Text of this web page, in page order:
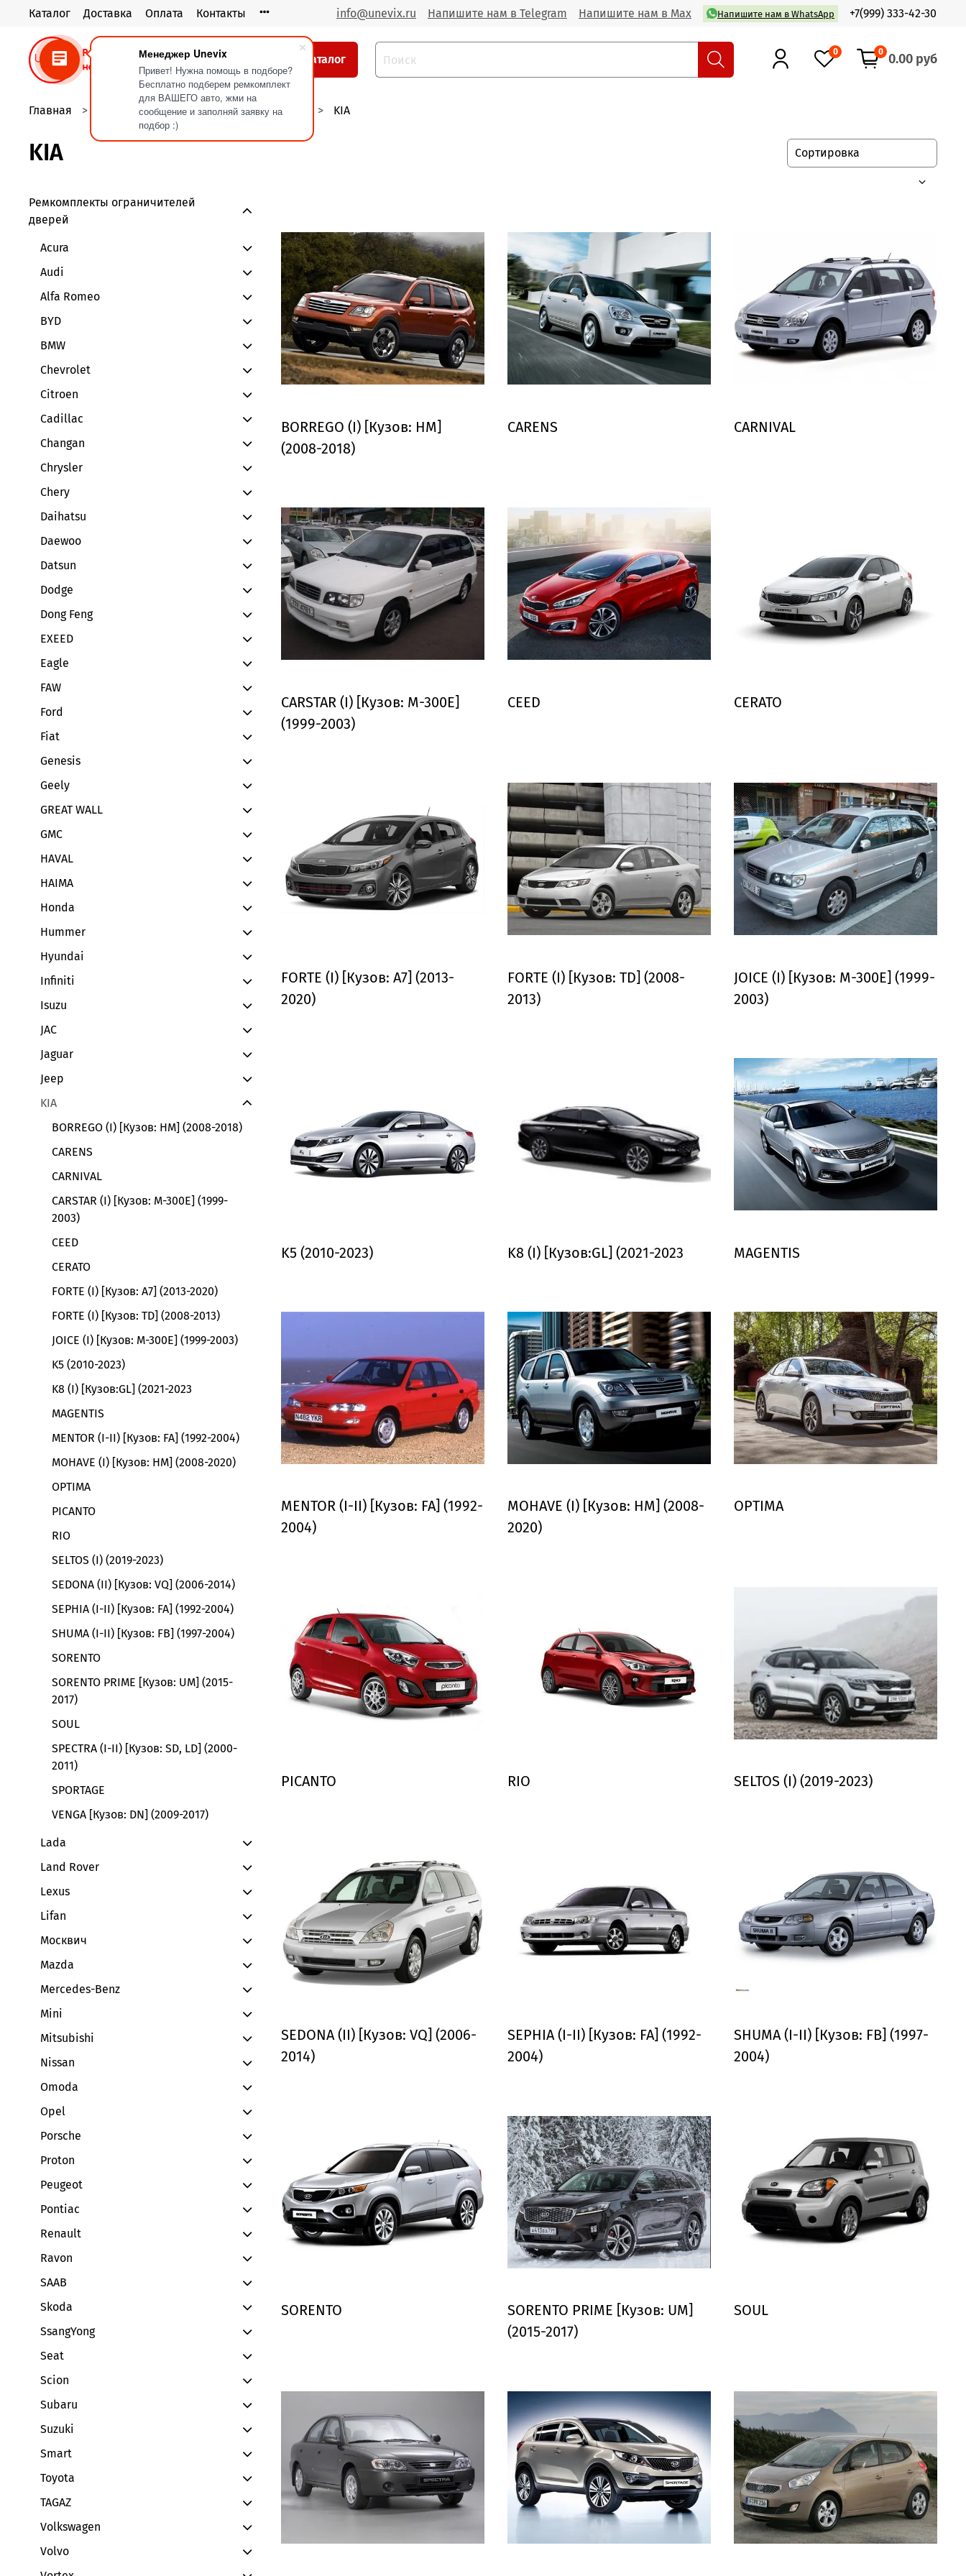
Менеджер Unevix
Привет! Нужна помощь в подборе?
Бесплатно подберем ремкомплект
для ВАШЕГО авто, жми на
сообщение и заполняй заявку на
подбор :)
Каталог Доставка Оплата Контакты info@unevix.ru Напишите нам в Telegram Напишите нам в Max Напишите нам в WhatsApp +7(999) 333-42-30
Каталог
0 0 0.00 руб
Главная Ремкомплекты ограничителей дверей KIA
KIA
BORREGO (I) [Кузов: HM]
(2008-2018)
CARENS CARNIVAL
CARSTAR (I) [Кузов: M-300E]
(1999-2003)
CEED CERATO
FORTE (I) [Кузов: A7] (2013-
2020)
FORTE (I) [Кузов: TD] (2008-
2013)
JOICE (I) [Кузов: M-300E] (1999-
2003)
K5 (2010-2023) K8 (I) [Кузов:GL] (2021-2023 MAGENTIS
MENTOR (I-II) [Кузов: FA] (1992-
2004)
MOHAVE (I) [Кузов: HM] (2008-
2020)
OPTIMA
PICANTO RIO SELTOS (I) (2019-2023)
SEDONA (II) [Кузов: VQ] (2006-
2014)
SEPHIA (I-II) [Кузов: FA] (1992-
2004)
SHUMA (I-II) [Кузов: FB] (1997-
2004)
SORENTO
SORENTO PRIME [Кузов: UM]
(2015-2017)
SOUL
Ремкомплекты ограничителей
дверей
Acura
Audi
Alfa Romeo
BYD
BMW
Chevrolet
Citroen
Cadillac
Changan
Chrysler
Chery
Daihatsu
Daewoo
Datsun
Dodge
Dong Feng
EXEED
Eagle
FAW
Ford
Fiat
Genesis
Geely
GREAT WALL
GMC
HAVAL
HAIMA
Honda
Hummer
Hyundai
Infiniti
Isuzu
JAC
Jaguar
Jeep
KIA
BORREGO (I) [Кузов: HM] (2008-2018)
CARENS
CARNIVAL
CARSTAR (I) [Кузов: M-300E] (1999-
2003)
CEED
CERATO
FORTE (I) [Кузов: A7] (2013-2020)
FORTE (I) [Кузов: TD] (2008-2013)
JOICE (I) [Кузов: M-300E] (1999-2003)
K5 (2010-2023)
K8 (I) [Кузов:GL] (2021-2023
MAGENTIS
MENTOR (I-II) [Кузов: FA] (1992-2004)
MOHAVE (I) [Кузов: HM] (2008-2020)
OPTIMA
PICANTO
RIO
SELTOS (I) (2019-2023)
SEDONA (II) [Кузов: VQ] (2006-2014)
SEPHIA (I-II) [Кузов: FA] (1992-2004)
SHUMA (I-II) [Кузов: FB] (1997-2004)
SORENTO
SORENTO PRIME [Кузов: UM] (2015-
2017)
SOUL
SPECTRA (I-II) [Кузов: SD, LD] (2000-
2011)
SPORTAGE
VENGA [Кузов: DN] (2009-2017)
Lada
Land Rover
Lexus
Lifan
Москвич
Mazda
Mercedes-Benz
Mini
Mitsubishi
Nissan
Omoda
Opel
Porsche
Proton
Peugeot
Pontiac
Renault
Ravon
SAAB
Skoda
SsangYong
Seat
Scion
Subaru
Suzuki
Smart
Toyota
TAGAZ
Volkswagen
Volvo